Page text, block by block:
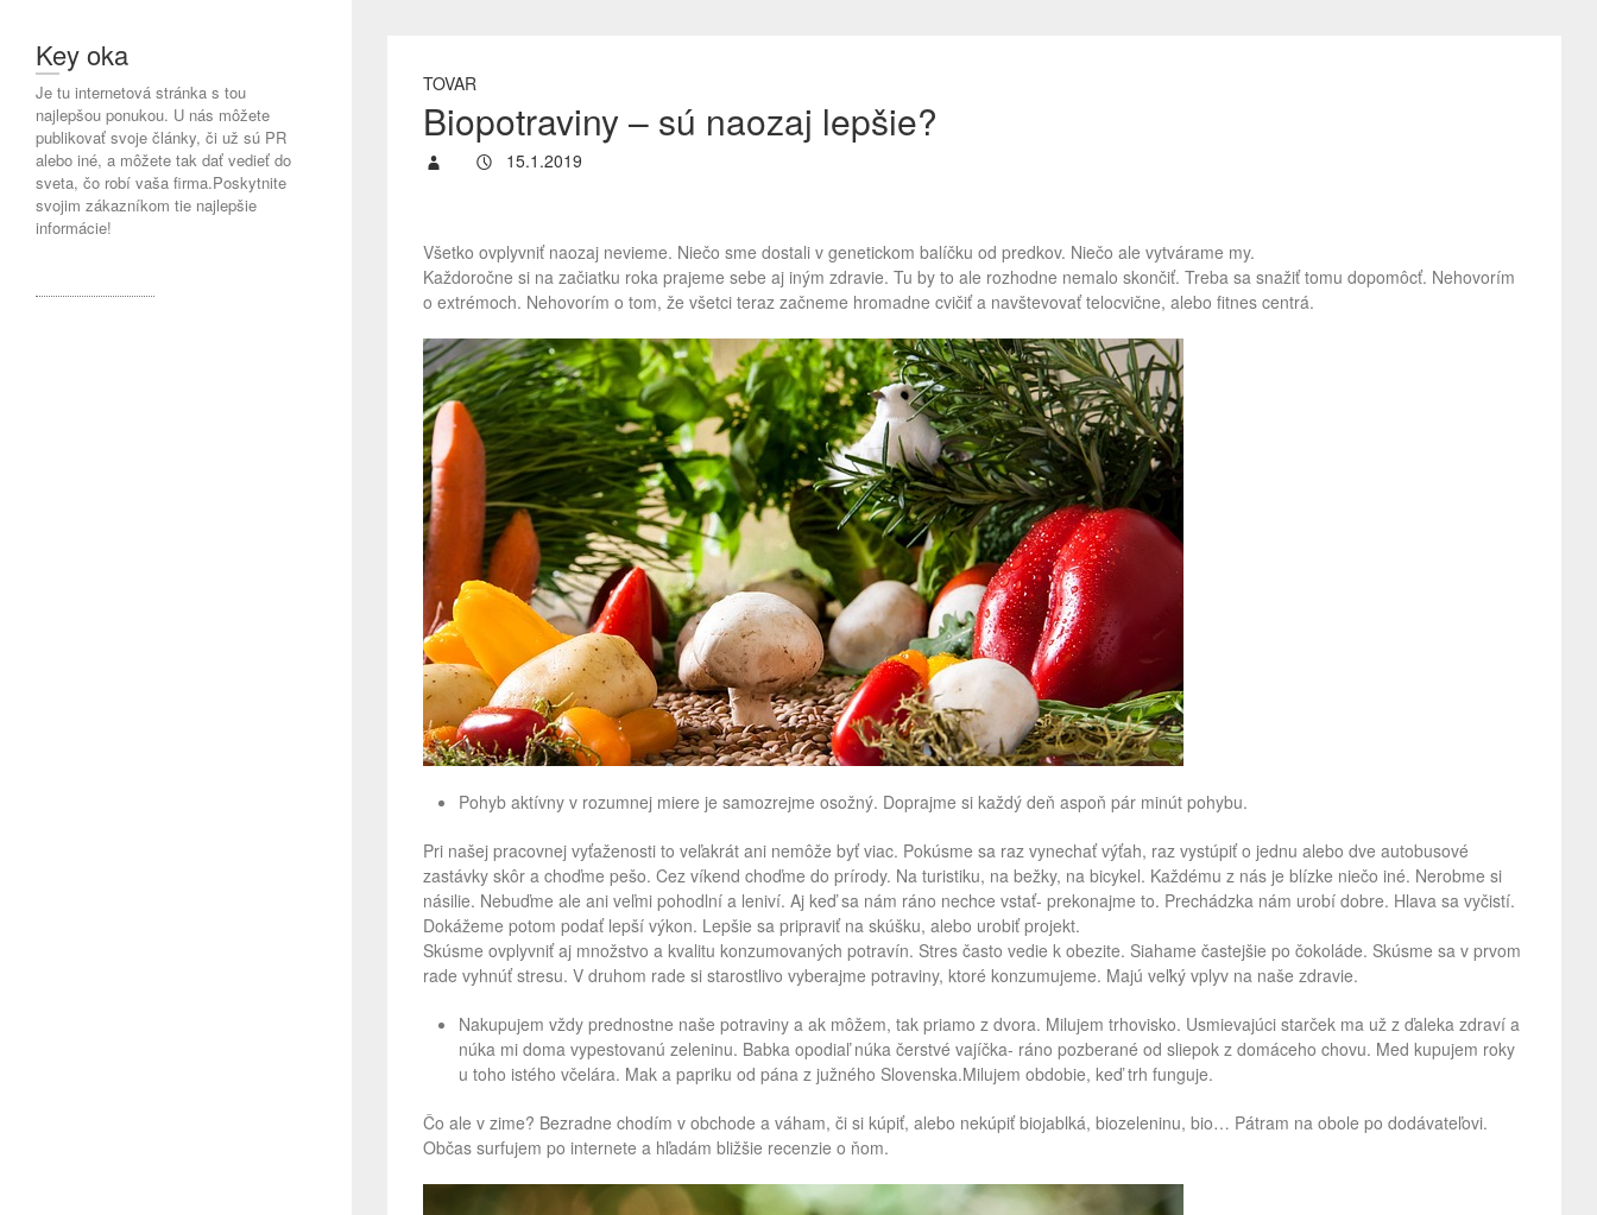
Key oka
Je tu internetová stránka s tou
najlepšou ponukou. U nás môžete
publikovať svoje články, či už sú PR
alebo iné, a môžete tak dať vedieť do
sveta, čo robí vaša firma.Poskytnite
svojim zákazníkom tie najlepšie
informácie!
TOVAR
Biopotraviny – sú naozaj lepšie?
15.1.2019
Všetko ovplyvniť naozaj nevieme. Niečo sme dostali v genetickom balíčku od predkov. Niečo ale vytvárame my.
Každoročne si na začiatku roka prajeme sebe aj iným zdravie. Tu by to ale rozhodne nemalo skončiť. Treba sa snažiť tomu dopomôcť. Nehovorím
o extrémoch. Nehovorím o tom, že všetci teraz začneme hromadne cvičiť a navštevovať telocvične, alebo fitnes centrá.
Pohyb aktívny v rozumnej miere je samozrejme osožný. Doprajme si každý deň aspoň pár minút pohybu.
Pri našej pracovnej vyťaženosti to veľakrát ani nemôže byť viac. Pokúsme sa raz vynechať výťah, raz vystúpiť o jednu alebo dve autobusové
zastávky skôr a choďme pešo. Cez víkend choďme do prírody. Na turistiku, na bežky, na bicykel. Každému z nás je blízke niečo iné. Nerobme si
násilie. Nebuďme ale ani veľmi pohodlní a leniví. Aj keď sa nám ráno nechce vstať- prekonajme to. Prechádzka nám urobí dobre. Hlava sa vyčistí.
Dokážeme potom podať lepší výkon. Lepšie sa pripraviť na skúšku, alebo urobiť projekt.
Skúsme ovplyvniť aj množstvo a kvalitu konzumovaných potravín. Stres často vedie k obezite. Siahame častejšie po čokoláde. Skúsme sa v prvom
rade vyhnúť stresu. V druhom rade si starostlivo vyberajme potraviny, ktoré konzumujeme. Majú veľký vplyv na naše zdravie.
Nakupujem vždy prednostne naše potraviny a ak môžem, tak priamo z dvora. Milujem trhovisko. Usmievajúci starček ma už z ďaleka zdraví a
núka mi doma vypestovanú zeleninu. Babka opodiaľ núka čerstvé vajíčka- ráno pozberané od sliepok z domáceho chovu. Med kupujem roky
u toho istého včelára. Mak a papriku od pána z južného Slovenska.Milujem obdobie, keď trh funguje.
Čo ale v zime? Bezradne chodím v obchode a váham, či si kúpiť, alebo nekúpiť biojablká, biozeleninu, bio… Pátram na obole po dodávateľovi.
Občas surfujem po internete a hľadám bližšie recenzie o ňom.